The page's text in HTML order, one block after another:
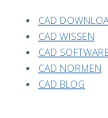
CAD
CAD WISSEN
CAD SOFTWARE
CAD NORMEN
CAD BLOG